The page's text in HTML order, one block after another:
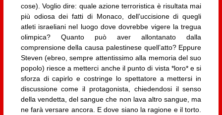
cose). Voglio dire: quale azione terroristica è risultata mai
più odiosa dei fatti di Monaco, dell’uccisione di quegli
atleti israeliani nel luogo dove dovrebbe vigere la tregua
olimpica? Quanto può aver allontanato dalla
comprensione della causa palestinese quell’atto? Eppure
Steven (ebreo, sempre attentissimo alla memoria del suo
popolo) riesce a metterci anche il punto di vista *loro* e si
sforza di capirlo e costringe lo spettatore a mettersi in
discussione come il protagonista, chiedendosi il senso
della vendetta, del sangue che non lava altro sangue, ma
ne farà versare ancora. E dove siano la ragione e il torto.